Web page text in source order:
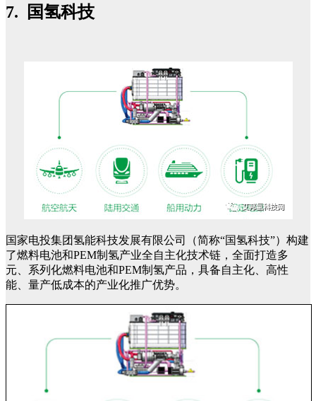
7. 国氢科技
国家电投集团氢能科技发展有限公司（简称“国氢科技”）构建
了燃料电池和PEM制氢产业全自主化技术链，全面打造多
元、系列化燃料电池和PEM制氢产品，具备自主化、高性
能、量产低成本的产业化推广优势。